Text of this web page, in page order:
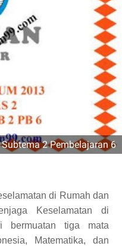
2 Pembelajaran 6
di Rumah dan
Keselamatan di
bermuatan tiga mata
Matematika, dan